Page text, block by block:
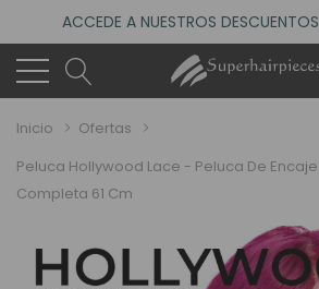
ACCEDE A NUESTROS
4.6
(485 reseñas)
VISITA NUESTRO NUEVO SALÓN
ACCEDE A NUESTROS DESCUENTOS
Inicio
Ofertas
Peluca Hollywood Lace - Peluca De
Completa 61 Cm